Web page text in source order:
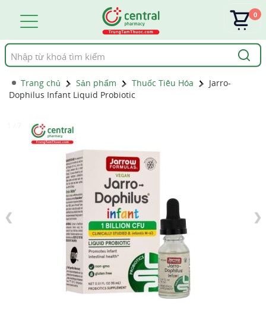
Tìm
kiếm
0
Trang chủ Sản phẩm Thuốc Tiêu Hóa
Jarro-
Dophilus Infant Liquid Probiotic
❮ ❯